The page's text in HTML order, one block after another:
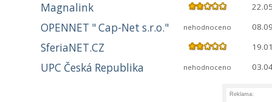
Magnalink
OPENNET " Cap-Net s.r.o." nehodnoceno
SferiaNET.CZ
UPC Česká Republika nehodnoceno
Reklama: